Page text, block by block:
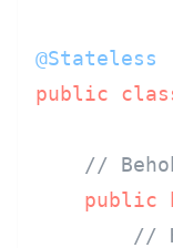
@Stateless
public
//
public
//